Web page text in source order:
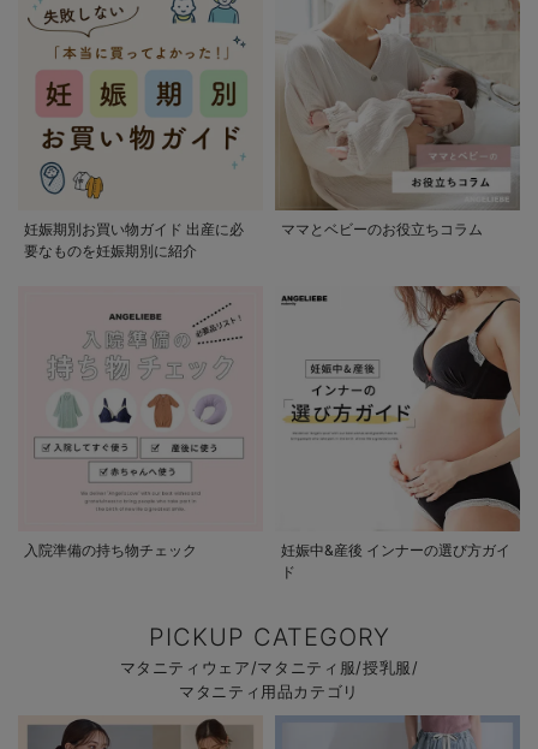
妊娠期別お買い物ガイド 出産に必
要なものを妊娠期別に紹介
ママとベビーのお役立ちコラム
入院準備の持ち物チェック
妊娠中&産後 インナーの選び方ガイ
ド
PICKUP CATEGORY
マタニティウェア/マタニティ服/授乳服/
マタニティ用品カテゴリ